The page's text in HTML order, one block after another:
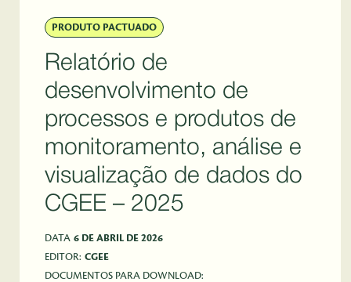
PRODUTO PACTUADO
Relatório de
desenvolvimento de
processos e produtos de
monitoramento, análise e
visualização de dados do
CGEE – 2025
DATA 6 DE ABRIL DE 2026
EDITOR: CGEE
DOCUMENTOS PARA DOWNLOAD: